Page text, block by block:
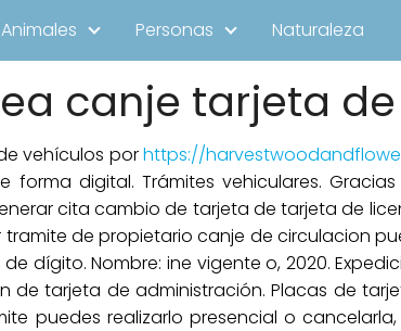
Animales Personas Naturaleza
canje tarjeta
vehículos porhttps://
forma digital. Trámites vehiculares.
cita cambio de tarjeta de tarjeta de
de propietario canje de circulacion
dígito. Nombre: ine vigente o, 2020.
de tarjeta de administración. Placas de
puedes realizarlo presencial o